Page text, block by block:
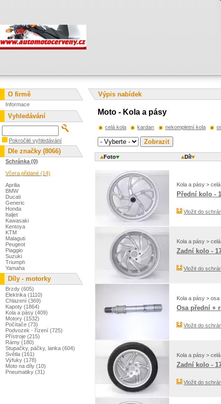
Výpis nabídek
Moto - Kola a pásy
celá kola kardan nekompletní kola
Foto Díl
Kola a pásy >
Přední kolo -
Vložit do
Kola a pásy >
Zadní kolo -
Vložit do
Kola a pásy > osa
Osa přední +
Vložit do
Kola a pásy >
Zadní kolo -
Vložit do
O firmě
Informace
Vyhledávání
Pokročilé vyhledávání
Dle značky (8066)
Schránka (0)
Včera přidané (14)
Aprilia
BMW
Ducati
Generic
Honda
Italjet
Kawasaki
Kentoya
KTM
Malaguti
Peugeot
Piaggio
Suzuki
Triumph
Yamaha
Díly - motorky
Brzdy (605)
Elektrika (1110)
Chlazení (369)
Kapoty (1864)
Kola a pásy (409)
Motory (1532)
Počítače (73)
Podvozek - řízení (725)
Přístroje (215)
Rámy (180)
Stupačky, páčky, lanka (604)
Světla (161)
Výfuky (178)
Moto na díly (10)
Pneumatiky (31)